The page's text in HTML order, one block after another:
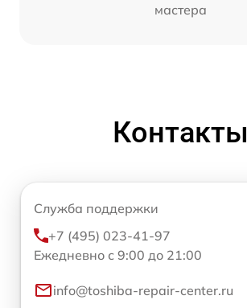
мастера
Контакты
Служба поддержки
+7 (495) 023-41-97
Ежедневно с 9:00 до 21:00
info@toshiba-repair-center.ru